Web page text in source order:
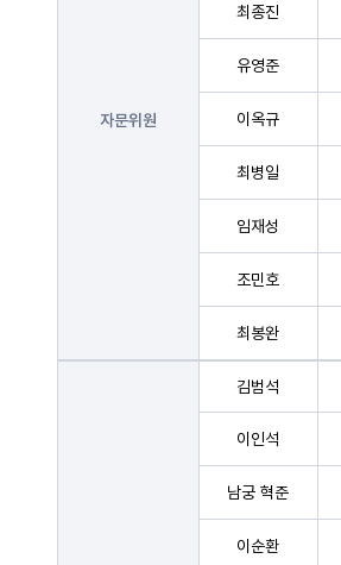
자문위원
최종진
유영준
이옥규
최병일
임재성
조민호
최봉완
김범석
이인석
남궁 혁준
이순환